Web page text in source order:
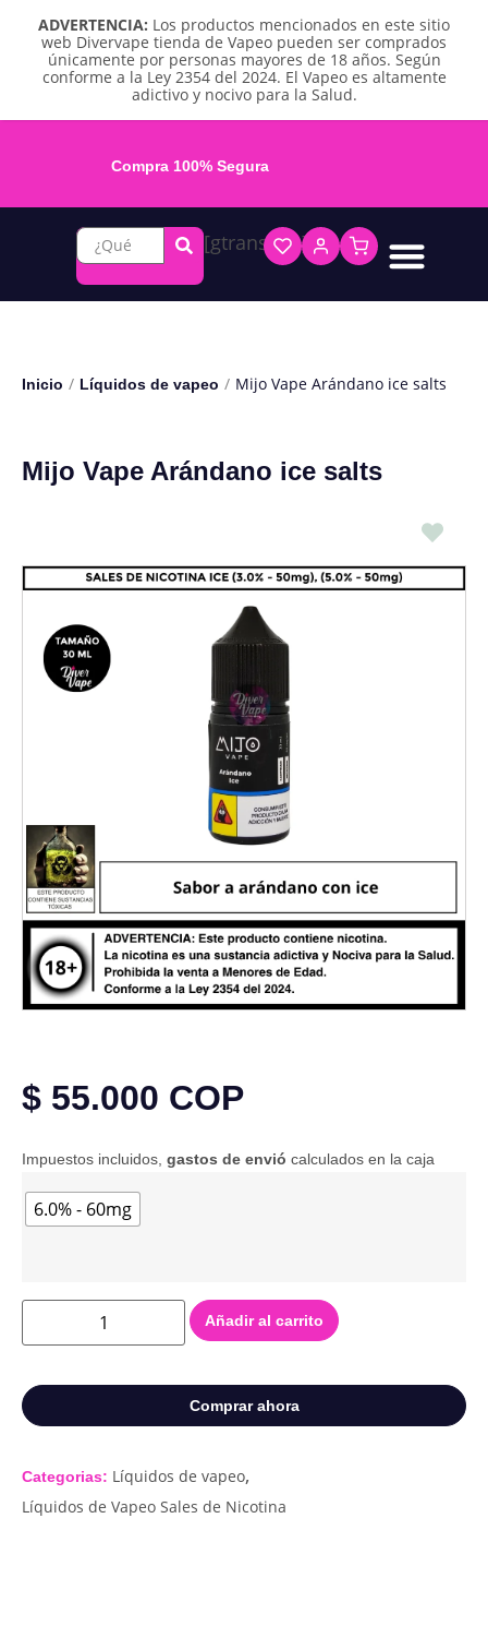
ADVERTENCIA: Los productos mencionados en este sitio
web Divervape tienda de Vapeo pueden ser comprados
únicamente por personas mayores de 18 años. Según
conforme a la Ley 2354 del 2024. El Vapeo es altamente
adictivo y nocivo para la Salud.
Compra 100% Segura
[gtranslate]
Inicio / Líquidos de vapeo / Mijo Vape Arándano ice salts
Mijo Vape Arándano ice salts
$ 55.000 COP
Impuestos incluidos, gastos de envió calculados en la caja
6.0% - 60mg
Añadir al carrito
Comprar ahora
Categorias: Líquidos de vapeo,
Líquidos de Vapeo Sales de Nicotina